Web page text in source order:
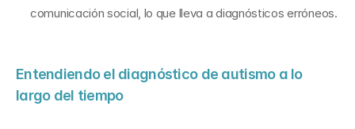
comunicación social, lo que lleva a diagnósticos erróneos.
Entendiendo el diagnóstico de autismo a lo
largo del tiempo